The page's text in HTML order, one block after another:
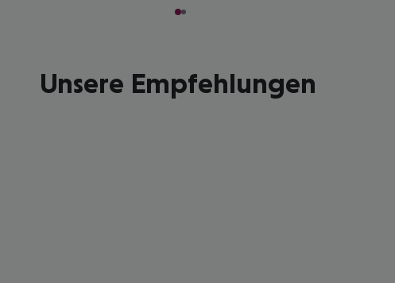
Unsere Empfehlungen